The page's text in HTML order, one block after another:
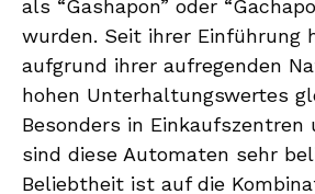
als “Gashapon” oder
wurden. Seit ihrer Einführung
aufgrund ihrer aufregenden
hohen Unterhaltungswertes
Besonders in Einkaufszentren
sind diese Automaten sehr
Beliebtheit ist auf die